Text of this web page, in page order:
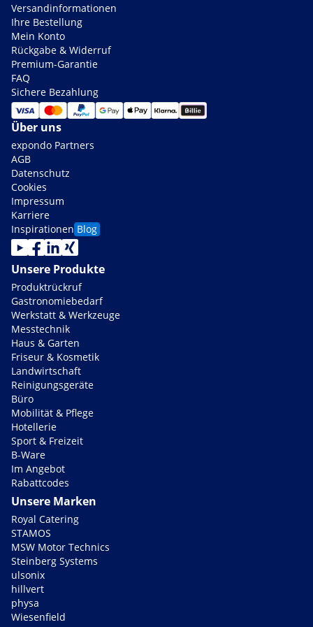
Versandinformationen
Ihre Bestellung
Mein Konto
Rückgabe & Widerruf
Premium-Garantie
FAQ
Sichere Bezahlung
Über uns
expondo Partners
AGB
Datenschutz
Cookies
Impressum
Karriere
Inspirationen Blog
Unsere Produkte
Produktrückruf
Gastronomiebedarf
Werkstatt & Werkzeuge
Messtechnik
Haus & Garten
Friseur & Kosmetik
Landwirtschaft
Reinigungsgeräte
Büro
Mobilität & Pflege
Hotellerie
Sport & Freizeit
B-Ware
Im Angebot
Rabattcodes
Unsere Marken
Royal Catering
STAMOS
MSW Motor Technics
Steinberg Systems
ulsonix
hillvert
physa
Wiesenfield